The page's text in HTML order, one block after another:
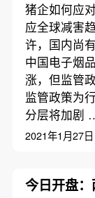
猪企如何应
应全球减害
许，国内尚
中国电子烟
涨，但监管
监管政策为
分层将加
2021年1月27日
今日开盘